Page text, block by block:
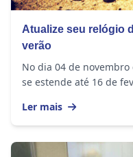
Atualize seu relógio
verão
No dia 04 de
se estende até 16 de
Ler mais